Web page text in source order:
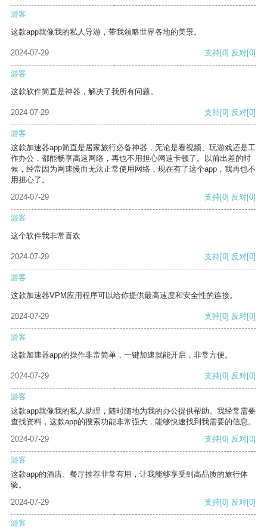
游客
这款app就像我的私人导游，带我领略世界各地的美景。
2024-07-29 支持[0] 反对[0]
游客
这款软件简直是神器，解决了我所有问题。
2024-07-29 支持[0] 反对[0]
游客
这款加速器app简直是居家旅行必备神器，无论是看视频、玩游戏还是工
作办公，都能畅享高速网络，再也不用担心网速卡顿了。以前出差的时
候，经常因为网速慢而无法正常使用网络，现在有了这个app，我再也不
用担心了。
2024-07-29
支持[0] 反对[0]
游客
这个软件我非常喜欢
2024-07-29 支持[0] 反对[0]
游客
这款加速器VPM应用程序可以给你提供最高速度和安全性的连接。
2024-07-29 支持[0] 反对[0]
游客
这款加速器app的操作非常简单，一键加速就能开启，非常方便。
2024-07-29 支持[0] 反对[0]
游客
这款app就像我的私人助理，随时随地为我的办公提供帮助。我经常需要
查找资料，这款app的搜索功能非常强大，能够快速找到我需要的信息。
2024-07-29
支持[0] 反对[0]
游客
这款app的酒店、餐厅推荐非常有用，让我能够享受到高品质的旅行体
验。
2024-07-29
支持[0] 反对[0]
游客